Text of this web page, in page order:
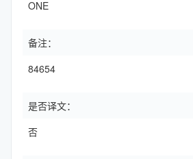
ONE
备注：
84654
是否译文：
否